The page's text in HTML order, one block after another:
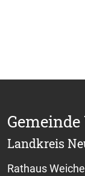
Landkreis
Rathaus